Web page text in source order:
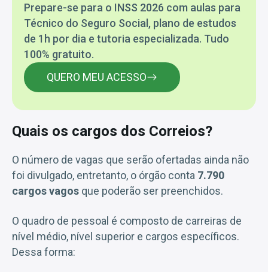
Prepare-se para o INSS 2026 com aulas para
Técnico do Seguro Social, plano de estudos
de 1h por dia e tutoria especializada. Tudo
100% gratuito.
QUERO MEU ACESSO
Quais os cargos dos Correios?
O número de vagas que serão ofertadas ainda não
foi divulgado, entretanto, o órgão conta 7.790
cargos vagos que poderão ser preenchidos.
O quadro de pessoal é composto de carreiras de
nível médio, nível superior e cargos específicos.
Dessa forma: